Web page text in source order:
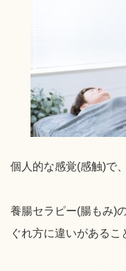
個人的な感覚(感触)で
養腸セラピー(腸もみ)
ぐれ方に違いがあるこ